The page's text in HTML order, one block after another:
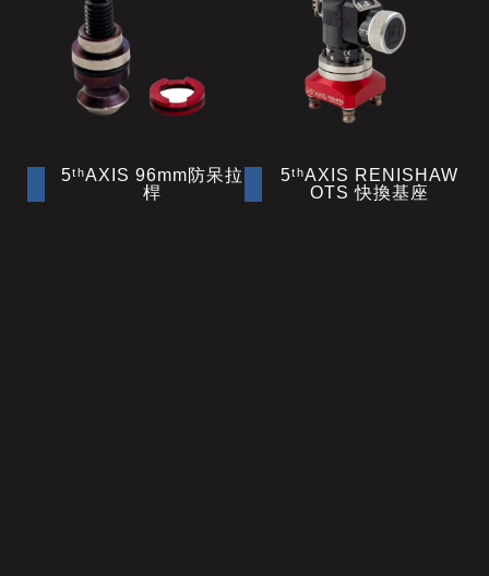
5ᵗʰAXIS 96mm防呆拉
桿
5ᵗʰAXIS RENISHAW
OTS 快換基座